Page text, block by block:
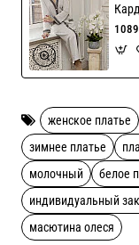
наличии уточняйте!
женское платье
зимнее платье
молочный
белое
индивидуальный
масютина олеся